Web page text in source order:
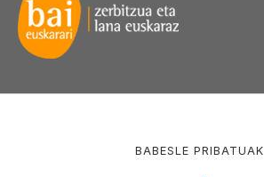
BABESLE PRIBATUAK